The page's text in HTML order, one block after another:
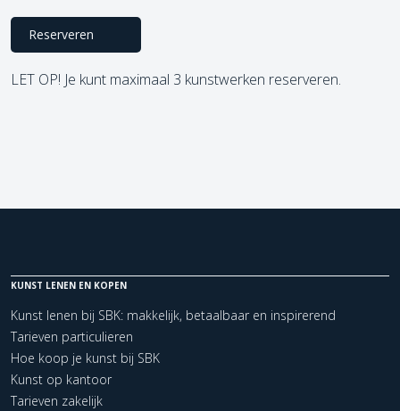
Reserveren
LET OP! Je kunt maximaal 3 kunstwerken reserveren.
KUNST LENEN EN KOPEN
Kunst lenen bij SBK: makkelijk, betaalbaar en inspirerend
Tarieven particulieren
Hoe koop je kunst bij SBK
Kunst op kantoor
Tarieven zakelijk